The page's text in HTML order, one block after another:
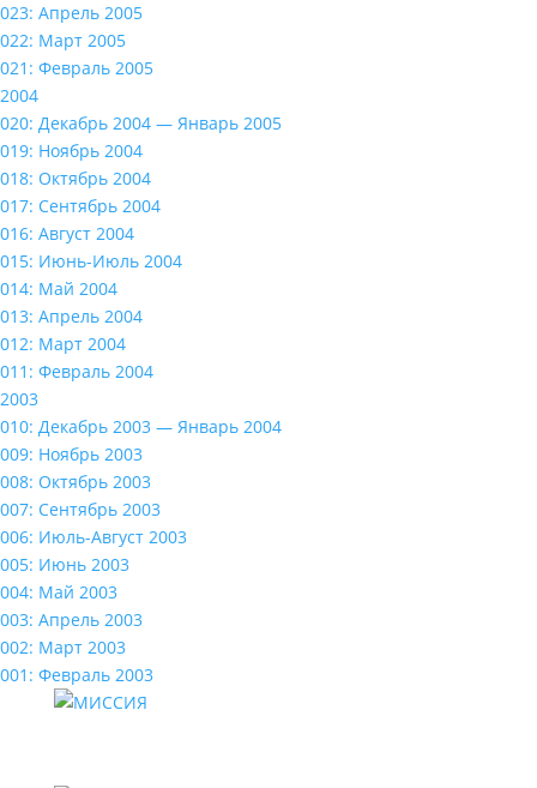
023: Апрель 2005
022: Март 2005
021: Февраль 2005
2004
020: Декабрь 2004 — Январь 2005
019: Ноябрь 2004
018: Октябрь 2004
017: Сентябрь 2004
016: Август 2004
015: Июнь-Июль 2004
014: Май 2004
013: Апрель 2004
012: Март 2004
011: Февраль 2004
2003
010: Декабрь 2003 — Январь 2004
009: Ноябрь 2003
008: Октябрь 2003
007: Сентябрь 2003
006: Июль-Август 2003
005: Июнь 2003
004: Май 2003
003: Апрель 2003
002: Март 2003
001: Февраль 2003